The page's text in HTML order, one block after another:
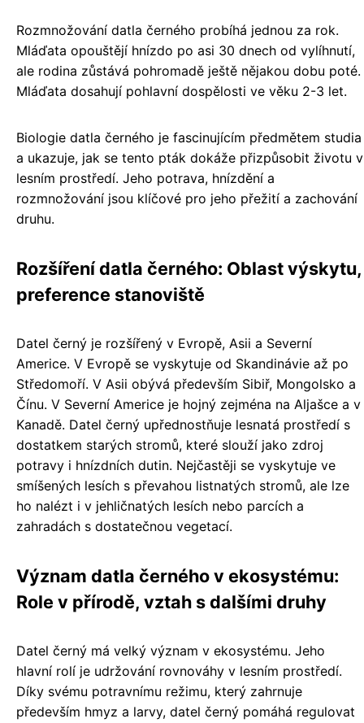
Rozmnožování datla černého probíhá jednou za rok.
Mláďata opouštějí hnízdo po asi 30 dnech od vylíhnutí,
ale rodina zůstává pohromadě ještě nějakou dobu poté.
Mláďata dosahují pohlavní dospělosti ve věku 2-3 let.
Biologie datla černého je fascinujícím předmětem studia
a ukazuje, jak se tento pták dokáže přizpůsobit životu v
lesním prostředí. Jeho potrava, hnízdění a
rozmnožování jsou klíčové pro jeho přežití a zachování
druhu.
Rozšíření datla černého: Oblast výskytu,
preference stanoviště
Datel černý je rozšířený v Evropě, Asii a Severní
Americe. V Evropě se vyskytuje od Skandinávie až po
Středomoří. V Asii obývá především Sibiř, Mongolsko a
Čínu. V Severní Americe je hojný zejména na Aljašce a v
Kanadě. Datel černý upřednostňuje lesnatá prostředí s
dostatkem starých stromů, které slouží jako zdroj
potravy i hnízdních dutin. Nejčastěji se vyskytuje ve
smíšených lesích s převahou listnatých stromů, ale lze
ho nalézt i v jehličnatých lesích nebo parcích a
zahradách s dostatečnou vegetací.
Význam datla černého v ekosystému:
Role v přírodě, vztah s dalšími druhy
Datel černý má velký význam v ekosystému. Jeho
hlavní rolí je udržování rovnováhy v lesním prostředí.
Díky svému potravnímu režimu, který zahrnuje
především hmyz a larvy, datel černý pomáhá regulovat